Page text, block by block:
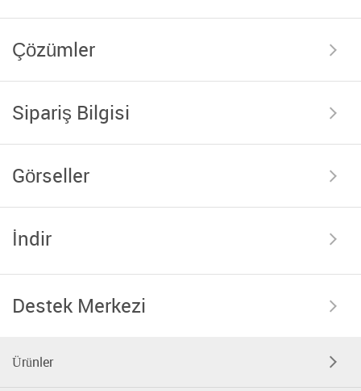
Çözümler
Sipariş Bilgisi
Görseller
İndir
Destek Merkezi
Ürünler